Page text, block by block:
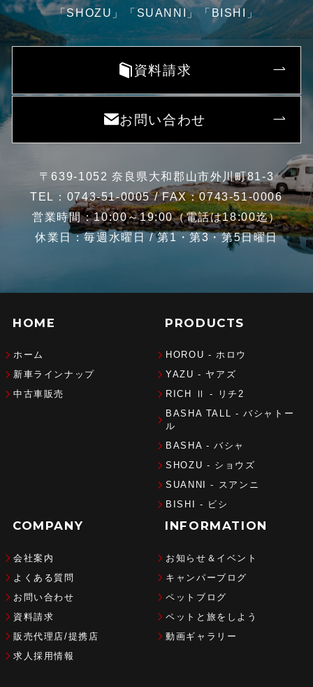
「SHOZU」「SUANNI」「BISHI」
資料請求
お問い合わせ
〒639-1052 奈良県大和郡山市外川町81-3
TEL：0743-51-0005 / FAX：0743-51-0006
営業時間：10:00～19:00（電話は18:00迄）
休業日：毎週水曜日 / 第1・第3・第5日曜日
HOME
ホーム
新車ラインナップ
中古車販売
PRODUCTS
HOROU - ホロウ
YAZU - ヤアズ
RICH Ⅱ - リチ2
BASHA TALL - バシャトー
ル
BASHA - バシャ
SHOZU - ショウズ
SUANNI - スアンニ
BISHI - ビシ
COMPANY
会社案内
よくある質問
お問い合わせ
資料請求
販売代理店/提携店
求人採用情報
INFORMATION
お知らせ＆イベント
キャンパーブログ
ペットブログ
ペットと旅をしよう
動画ギャラリー